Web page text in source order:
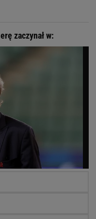
zaczynał w: